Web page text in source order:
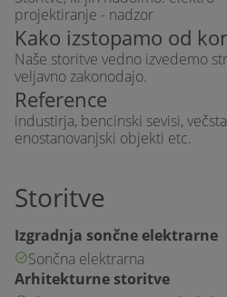
projektiranje - nadzor
Kako izstopamo od
Naše storitve vedno izvedemo
veljavno zakonodajo.
Reference
industirja, bencinski sevisi,
enostanovanjski objekti etc.
Storitve
Izgradnja sončne elektrarne
Sončna elektrarna
Arhitekturne storitve